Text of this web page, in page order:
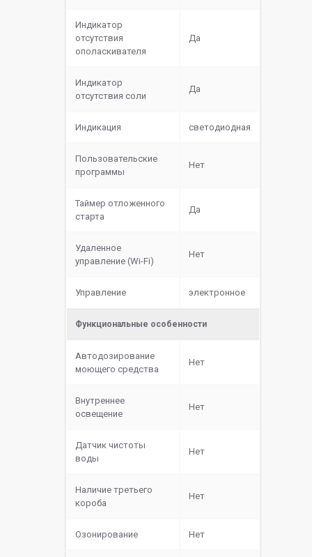
Индикатор
отсутствия
ополаскивателя
Да
Индикатор
отсутствия соли
Да
Индикация светодиодная
Пользовательские
программы
Нет
Таймер отложенного
старта
Да
Удаленное
управление (Wi-Fi)
Нет
Управление электронное
Функциональные особенности
Автодозирование
моющего средства
Нет
Внутреннее
освещение
Нет
Датчик чистоты
воды
Нет
Наличие третьего
короба
Нет
Озонирование Нет